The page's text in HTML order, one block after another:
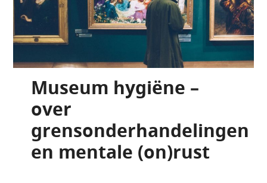
Museum hygiëne –
over
grensonderhandelingen
en mentale (on)rust